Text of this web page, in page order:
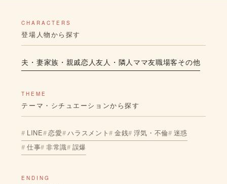
CHARACTERS
登場人物から探す
夫・妻家族・親戚恋人友人・隣人 ママ友職場客その他
THEME
テーマ・シチュエーションから探す
LINE 恋愛 ハラスメント 金銭 浮気・不倫 迷惑
仕事 非常識 誤爆
ENDING